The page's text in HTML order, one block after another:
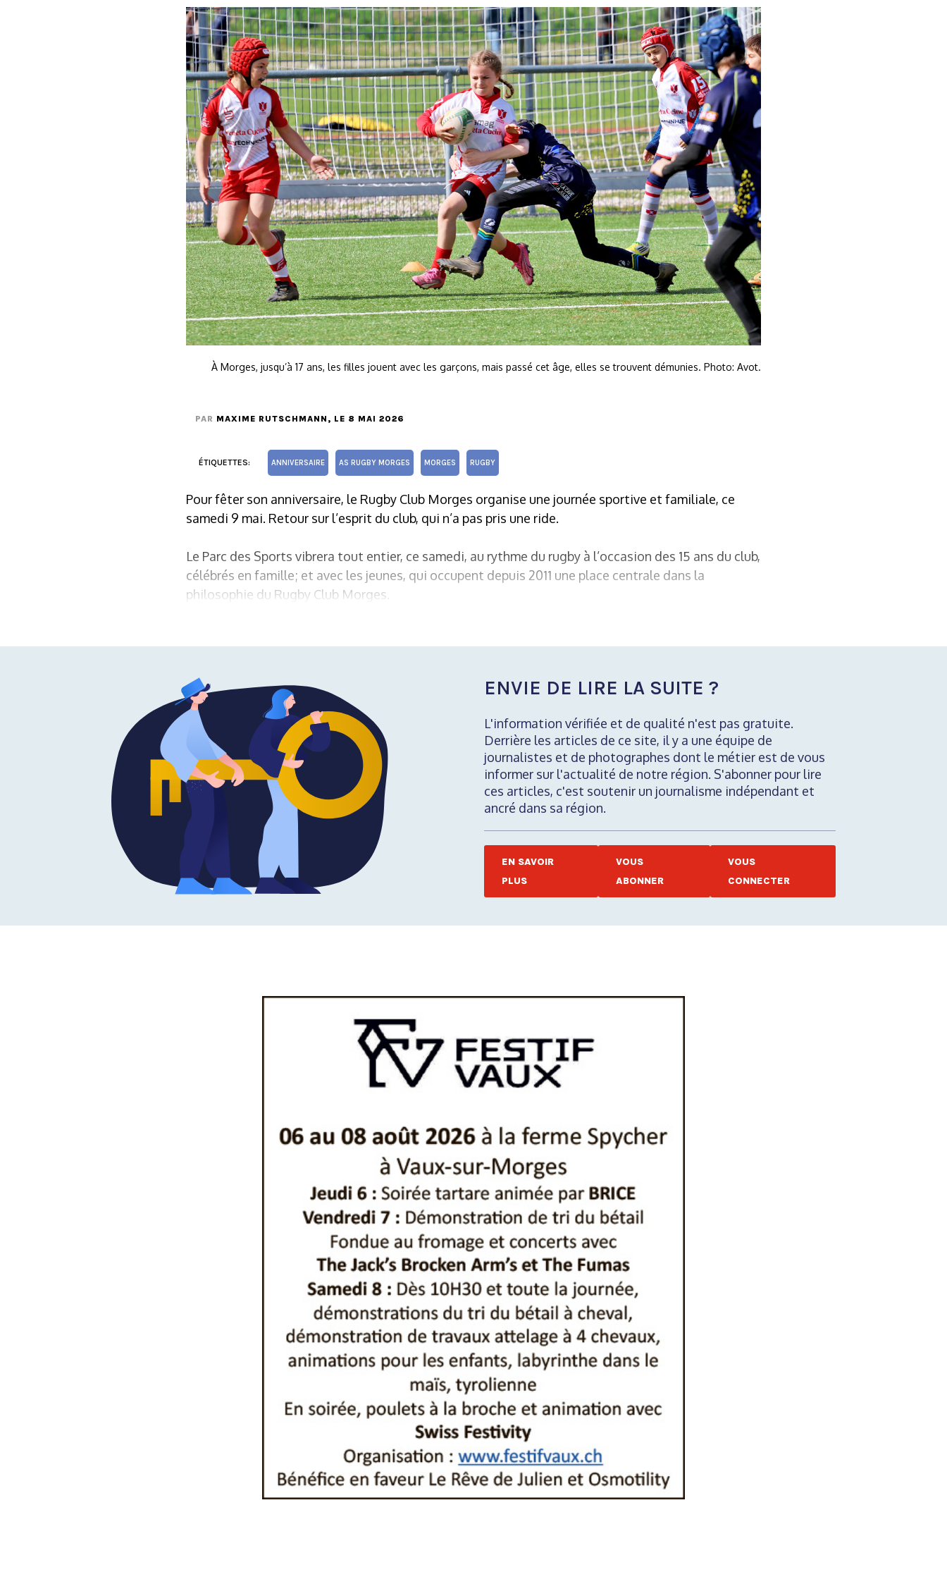
À Morges, jusqu’à 17 ans, les filles jouent avec les garçons, mais passé cet âge, elles se trouvent démunies. Photo: Avot.
PAR MAXIME RUTSCHMANN , LE 8 MAI 2026
ÉTIQUETTES: ANNIVERSAIRE AS RUGBY MORGES MORGES RUGBY
Pour fêter son anniversaire, le Rugby Club Morges organise une journée sportive et familiale, ce
samedi 9 mai. Retour sur l’esprit du club, qui n’a pas pris une ride.
Le Parc des Sports vibrera tout entier, ce samedi, au rythme du rugby à l’occasion des 15 ans du club,
célébrés en famille; et avec les jeunes, qui occupent depuis 2011 une place centrale dans la
philosophie du Rugby Club Morges.
ENVIE DE LIRE LA SUITE ?
L'information vérifiée et de qualité n'est pas gratuite.
Derrière les articles de ce site, il y a une équipe de
journalistes et de photographes dont le métier est de vous
informer sur l'actualité de notre région. S'abonner pour lire
ces articles, c'est soutenir un journalisme indépendant et
ancré dans sa région.
EN SAVOIR
PLUS
VOUS
ABONNER
VOUS
CONNECTER